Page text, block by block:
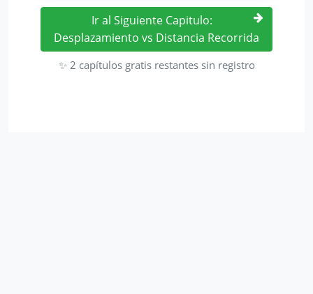
Ir al Siguiente Capitulo:
Desplazamiento vs Distancia Recorrida
✨ 2 capítulos gratis restantes sin registro